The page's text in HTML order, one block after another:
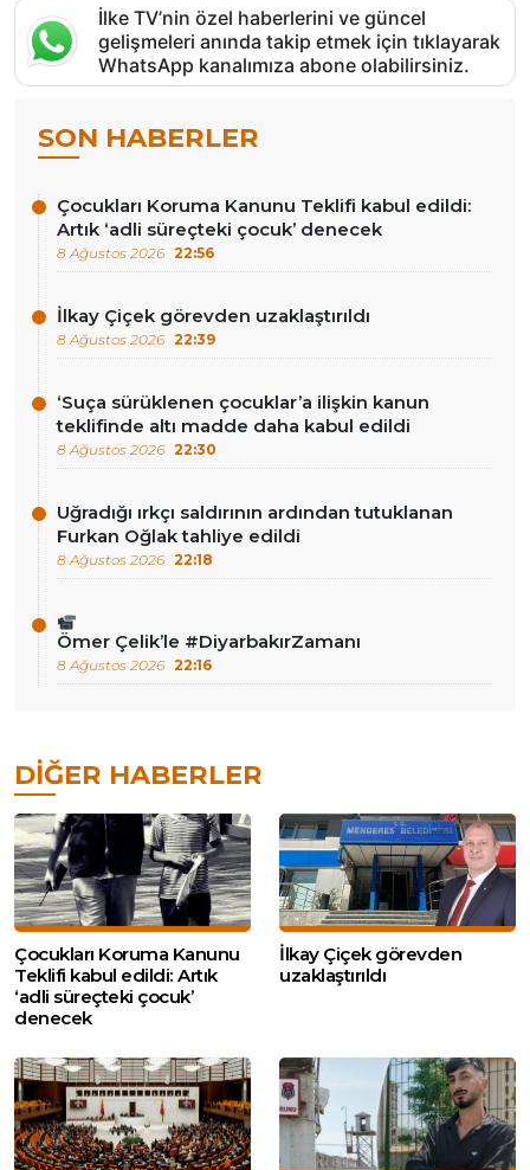
İlke TV’nin özel haberlerini ve güncel
gelişmeleri anında takip etmek için tıklayarak
WhatsApp kanalımıza abone olabilirsiniz.
SON HABERLER
Çocukları Koruma Kanunu Teklifi kabul edildi:
Artık ‘adli süreçteki çocuk’ denecek
8 Ağustos 2026 22:56
İlkay Çiçek görevden uzaklaştırıldı
8 Ağustos 2026 22:39
‘Suça sürüklenen çocuklar’a ilişkin kanun
teklifinde altı madde daha kabul edildi
8 Ağustos 2026 22:30
Uğradığı ırkçı saldırının ardından tutuklanan
Furkan Oğlak tahliye edildi
8 Ağustos 2026 22:18
Ömer Çelik’le #DiyarbakırZamanı
8 Ağustos 2026 22:16
DIĞER HABERLER
Çocukları Koruma Kanunu
Teklifi kabul edildi: Artık
‘adli süreçteki çocuk’
denecek
İlkay Çiçek görevden
uzaklaştırıldı